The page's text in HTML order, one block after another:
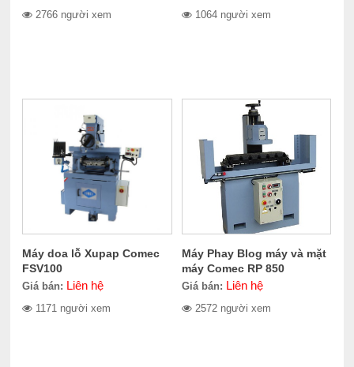
2766 người xem 1064 người xem
Máy doa lỗ Xupap Comec
FSV100
Giá bán: Liên hệ
1171 người xem
Máy Phay Blog máy và mặt
máy Comec RP 850
Giá bán: Liên hệ
2572 người xem